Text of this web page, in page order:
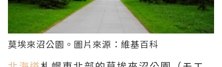
莫埃來沼公園。圖片來源： 維基百科